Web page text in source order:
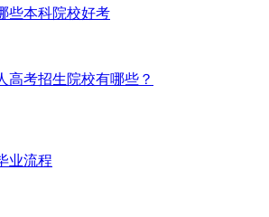
些本科院校好考
高考招生院校有哪些？
业流程